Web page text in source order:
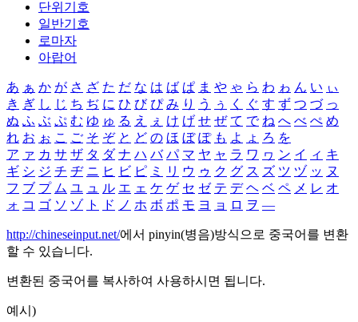
단위기호
일반기호
로마자
아랍어
あ ぁ か が さ ざ た だ な は ば ぱ ま や ゃ ら わ ゎ ん い ぃ
き ぎ し じ ち ぢ に ひ び ぴ み り う ぅ く ぐ す ず つ づ っ
ぬ ふ ぶ ぷ む ゆ ゅ る え ぇ け げ せ ぜ て で ね へ べ ぺ め
れ お ぉ こ ご そ ぞ と ど の ほ ぼ ぽ も よ ょ ろ を
ア ァ カ サ ザ タ ダ ナ ハ バ パ マ ヤ ャ ラ ワ ヮ ン イ ィ キ
ギ シ ジ チ ヂ ニ ヒ ビ ピ ミ リ ウ ゥ ク グ ス ズ ツ ヅ ッ ヌ
フ ブ プ ム ユ ュ ル エ ェ ケ ゲ セ ゼ テ デ ヘ ベ ペ メ レ オ
ォ コ ゴ ソ ゾ ト ド ノ ホ ボ ポ モ ヨ ョ ロ ヲ ―
http://chineseinput.net/에서 pinyin(병음)방식으로 중국어를 변환
할 수 있습니다.
변환된 중국어를 복사하여 사용하시면 됩니다.
예시)